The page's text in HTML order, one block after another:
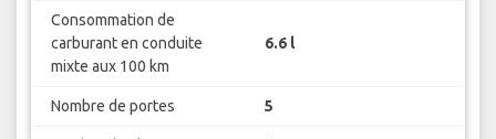
Consommation de
carburant en conduite
mixte aux 100 km
6.6 l
Nombre de portes 5